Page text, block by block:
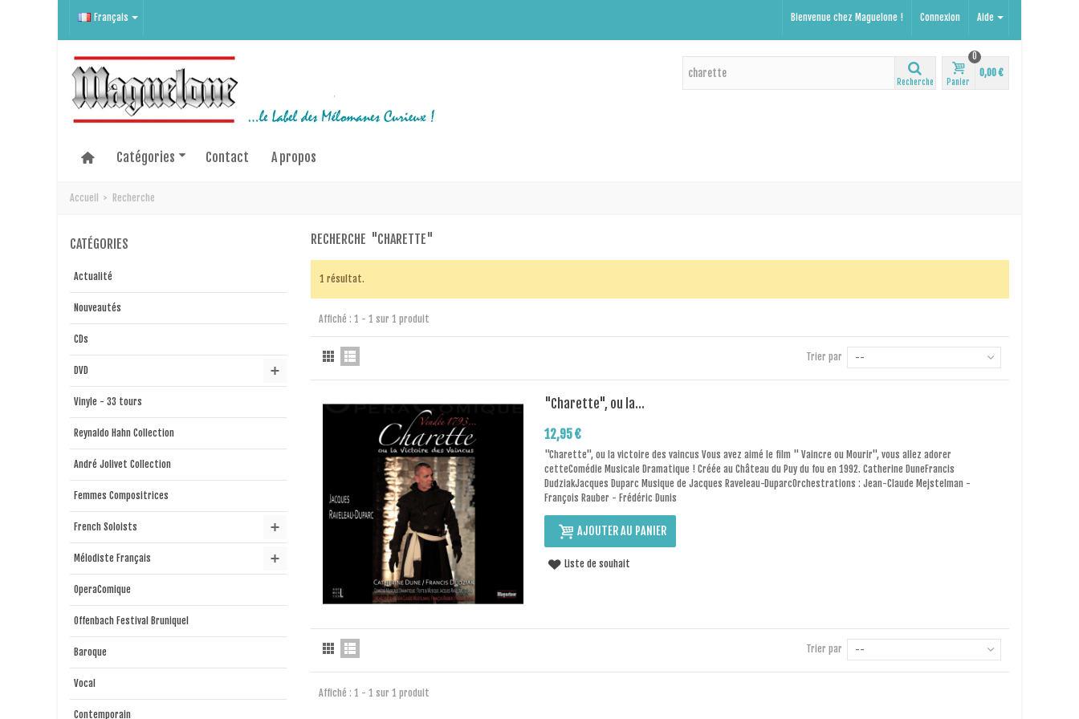
Aide
Français Bienvenue chez Maguelone ! Connexion
Recherche Panier
0
0,00 €
Catégories Contact A propos
Accueil > Recherche
CATÉGORIES
Actualité
Nouveautés
CDs
DVD
Vinyle - 33 tours
Reynaldo Hahn Collection
André Jolivet Collection
Femmes Compositrices
French Soloists
Mélodiste Français
OperaComique
Offenbach Festival Bruniquel
Baroque
Vocal
Contemporain
RECHERCHE "CHARETTE"
1 résultat.
Affiché : 1 - 1 sur 1 produit
Trier par --
"Charette", ou la...
12,95 €
"Charette", ou la victoire des vaincus Vous avez aimé le film " Vaincre ou Mourir", vous allez adorer
cetteComédie Musicale Dramatique ! Créée au Château du Puy du fou en 1992. Catherine DuneFrancis
DudziakJacques Duparc Musique de Jacques Raveleau-DuparcOrchestrations : Jean-Claude Mejstelman -
François Rauber - Frédéric Dunis
AJOUTER AU PANIER
Liste de souhait
Trier par --
Affiché : 1 - 1 sur 1 produit